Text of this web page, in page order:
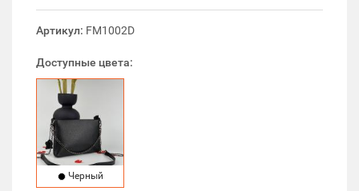
Артикул: FM1002D
Доступные цвета:
Черный